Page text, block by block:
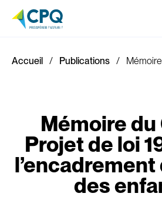
Accueil Publications
Mémoire du
Projet de loi
des